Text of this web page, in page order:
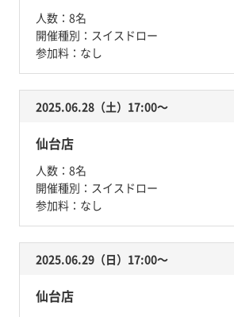
人数： 8名
開催種別： スイスドロー
参加料： なし
2025.06.28（土）17:00〜
仙台店
人数： 8名
開催種別： スイスドロー
参加料： なし
2025.06.29（日）17:00〜
仙台店